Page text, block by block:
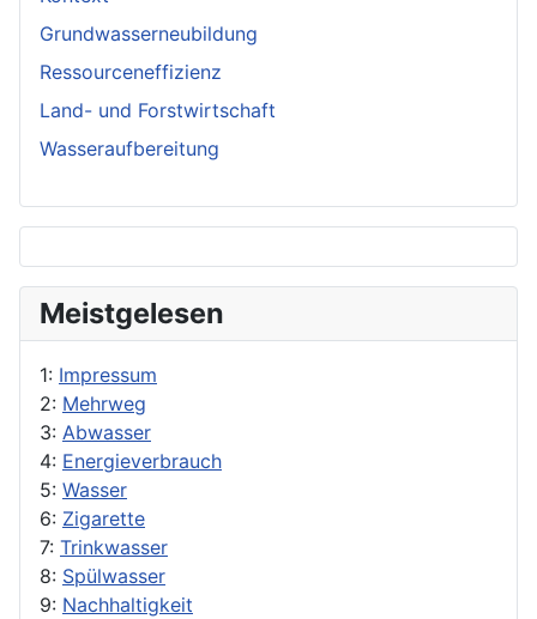
Grundwasserneubildung
Ressourceneffizienz
Land- und Forstwirtschaft
Wasseraufbereitung
Meistgelesen
1: Impressum
2: Mehrweg
3: Abwasser
4: Energieverbrauch
5: Wasser
6: Zigarette
7: Trinkwasser
8: Spülwasser
9: Nachhaltigkeit